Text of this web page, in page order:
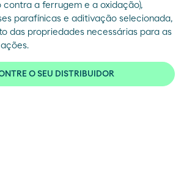
contra a ferrugem e a oxidação),
parafínicas e aditivação selecionada,
das propriedades necessárias para as
O SEU DISTRIBUIDOR